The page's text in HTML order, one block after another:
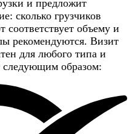
и предложит
сколько грузчиков
соответствует объему и
рекомендуются. Визит
для любого типа и
следующим образом: